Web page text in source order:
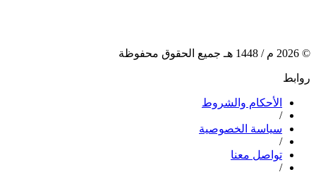
©
2026 م / 1448 هـ جميع الحقوق محفوظة
روابط
الأحكام والشروط
/
سياسة الخصوصية
/
تواصل معنا
/